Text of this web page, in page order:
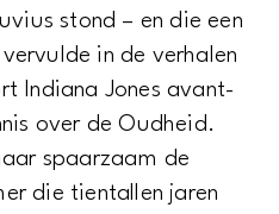
stond – en die een
in de verhalen
Indiana Jones avant-
over de Oudheid.
spaarzaam de
die tientallen jaren